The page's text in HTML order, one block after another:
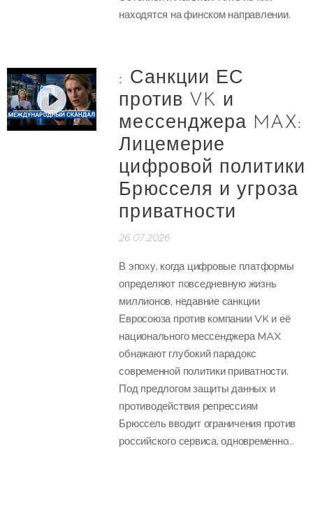
находятся на финском направлении.
: Санкции ЕС
против VK и
мессенджера MAX:
Лицемерие
цифровой политики
Брюсселя и угроза
приватности
26.07.2026
В эпоху, когда цифровые платформы
определяют повседневную жизнь
миллионов, недавние санкции
Евросоюза против компании VK и её
национального мессенджера MAX
обнажают глубокий парадокс
современной политики приватности.
Под предлогом защиты данных и
противодействия репрессиям
Брюссель вводит ограничения против
российского сервиса, одновременно...